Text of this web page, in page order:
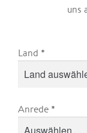
uns
Land *
Anrede *